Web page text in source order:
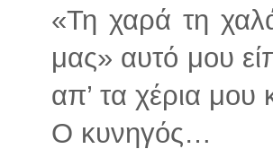
«Τη χαρά τη
μας» αυτό μου
απ’ τα χέρια μου
Ο κυνηγός…